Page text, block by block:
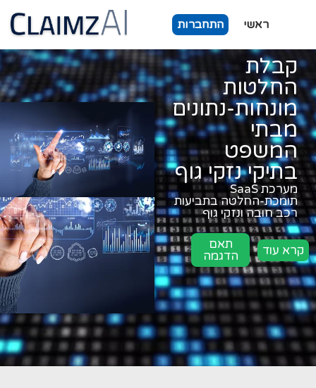
ראשי התחברות
קבלת
החלטות
מונחות-נתונים
מבתי
המשפט
בתיקי נזקי גוף
מערכת SaaS
תומכת-החלטה בתביעות
רכב חובה ונזקי גוף
קרא עוד
תאם
הדגמה